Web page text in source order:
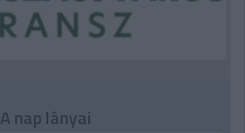
A nap lányai